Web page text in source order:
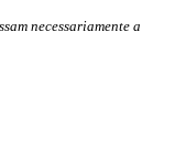
necessariamente a